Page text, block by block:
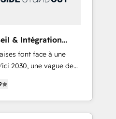
an individual – with
strategy,
management. We
FTE team members.
and managed
that include new
& Intégration
font face à une
2030, une vague de
le marché.
qui auront
?
que l'IA est vitale